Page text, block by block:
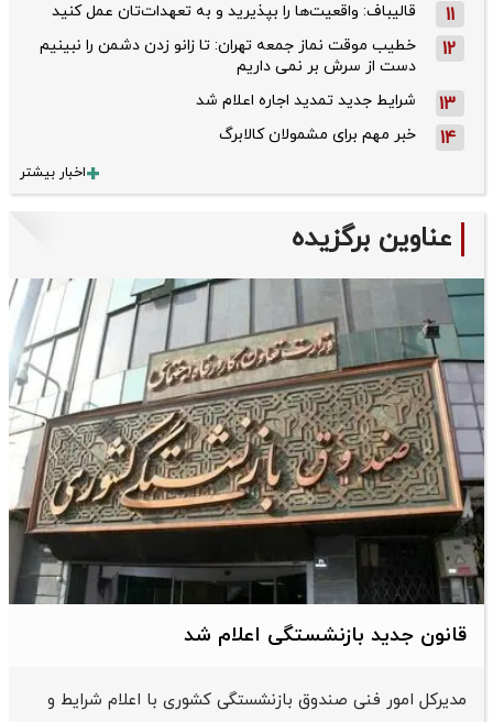
11 قالیباف: واقعیت‌ها را بپذیرید و به تعهدات‌تان عمل کنید
12
خطیب موقت نماز جمعه تهران: تا زانو زدن دشمن را نبینیم
دست از سرش بر نمی داریم
13 شرایط جدید تمدید اجاره اعلام شد
14 خبر مهم برای مشمولان کالابرگ
اخبار بیشتر
عناوین برگزیده
قانون جدید بازنشستگی اعلام شد
مدیرکل امور فنی صندوق بازنشستگی کشوری با اعلام شرایط و